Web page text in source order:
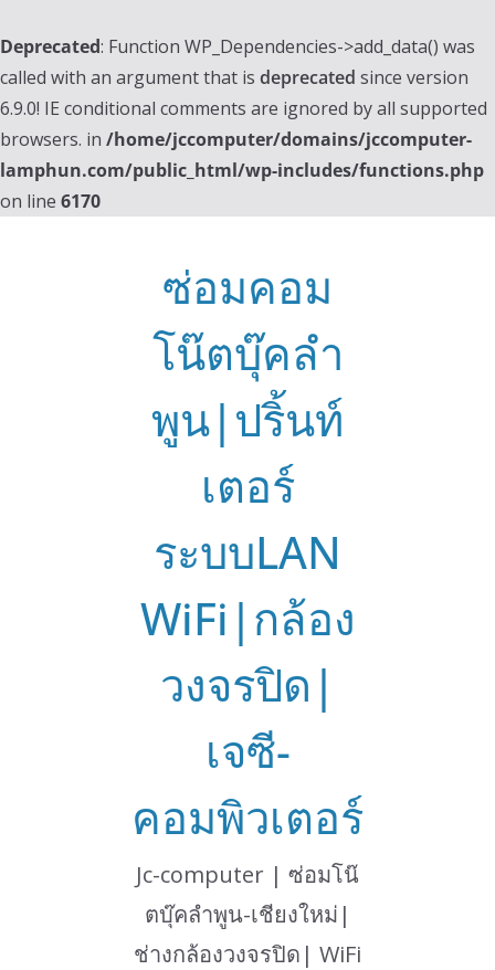
Deprecated: Function WP_Dependencies->add_data() was
called with an argument that is deprecated since version
6.9.0! IE conditional comments are ignored by all supported
browsers. in /home/jccomputer/domains/jccomputer-
lamphun.com/public_html/wp-includes/functions.php
on line 6170
ซ่อมคอม
โน๊ตบุ๊คลำ
พูน|ปริ้นท์
เตอร์
ระบบLAN
WiFi|กล้อง
วงจรปิด|
เจซี-
คอมพิวเตอร์
Jc-computer | ซ่อมโน๊
ตบุ๊คลำพูน-เชียงใหม่|
ช่างกล้องวงจรปิด| WiFi